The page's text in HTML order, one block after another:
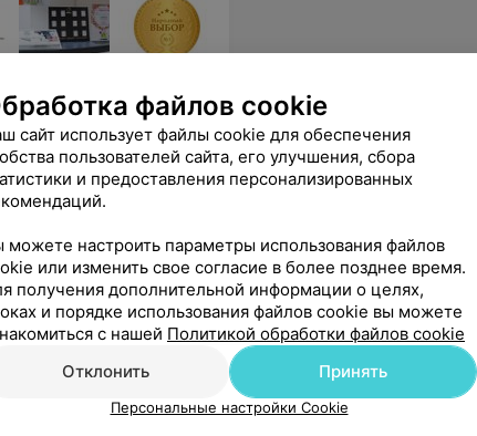
предлагающий
Биоревитализация кожи лица
265 руб.
Запись по телефону
Записаться
130 руб.
Запись по
администрации. Рекомендую!
файлов cookie
сайт использует файлы cookie для обеспечения
пользователей сайта, его улучшения, сбора
и предоставления персонализированных
можете настроить параметры использования файлов
или изменить свое согласие в более позднее время.
получения дополнительной информации о целях,
и порядке использования файлов cookie вы можете
с нашей Политикой обработки файлов cookie
Отклонить
Принять
Персональные настройки Cookie